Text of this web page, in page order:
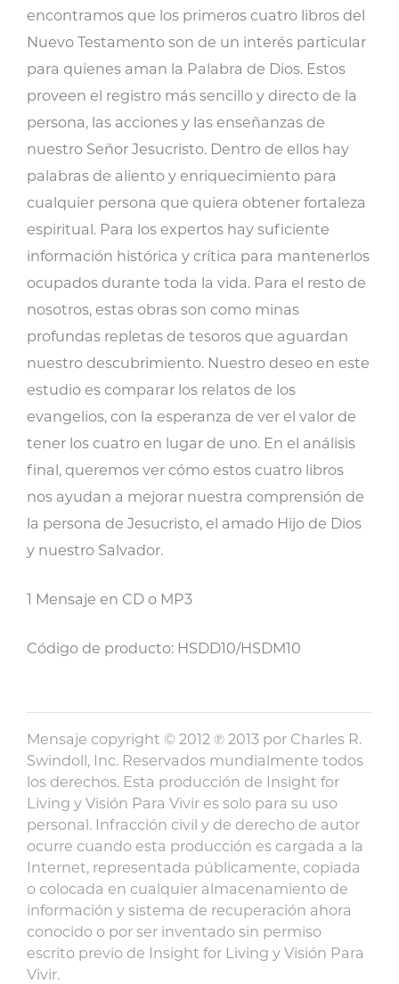
encontramos que los primeros cuatro libros del
Nuevo Testamento son de un interés particular
para quienes aman la Palabra de Dios. Estos
proveen el registro más sencillo y directo de la
persona, las acciones y las enseñanzas de
nuestro Señor Jesucristo. Dentro de ellos hay
palabras de aliento y enriquecimiento para
cualquier persona que quiera obtener fortaleza
espiritual. Para los expertos hay suficiente
información histórica y crítica para mantenerlos
ocupados durante toda la vida. Para el resto de
nosotros, estas obras son como minas
profundas repletas de tesoros que aguardan
nuestro descubrimiento. Nuestro deseo en este
estudio es comparar los relatos de los
evangelios, con la esperanza de ver el valor de
tener los cuatro en lugar de uno. En el análisis
final, queremos ver cómo estos cuatro libros
nos ayudan a mejorar nuestra comprensión de
la persona de Jesucristo, el amado Hijo de Dios
y nuestro Salvador.
1 Mensaje en CD o MP3
Código de producto: HSDD10/HSDM10
Mensaje copyright © 2012 ℗ 2013 por Charles R.
Swindoll, Inc. Reservados mundialmente todos
los derechos. Esta producción de Insight for
Living y Visión Para Vivir es solo para su uso
personal. Infracción civil y de derecho de autor
ocurre cuando esta producción es cargada a la
Internet, representada públicamente, copiada
o colocada en cualquier almacenamiento de
información y sistema de recuperación ahora
conocido o por ser inventado sin permiso
escrito previo de Insight for Living y Visión Para
Vivir.